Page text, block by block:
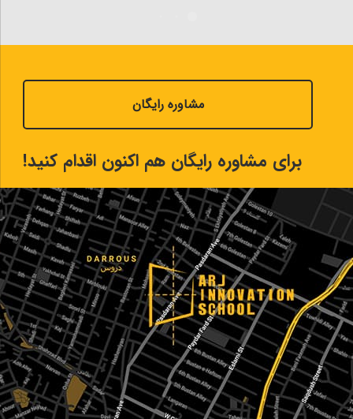
مشاوره رایگان
برای مشاوره رایگان هم اکنون اقدام کنید!